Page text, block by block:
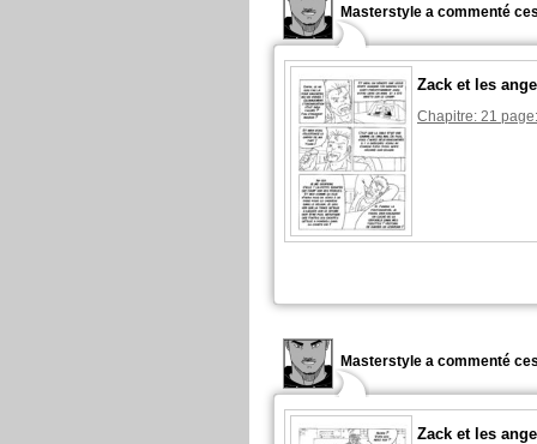
Masterstyle a commenté
Zack et les
Chapitre: 21
Masterstyle a commenté
Zack et les